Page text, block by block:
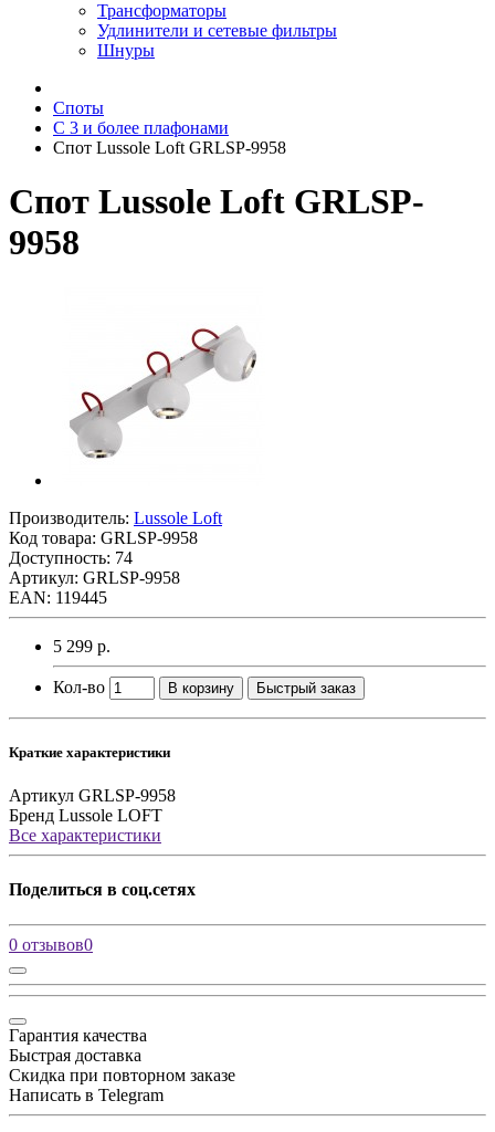
Трансформаторы
Удлинители и сетевые фильтры
Шнуры
Споты
С 3 и более плафонами
Спот Lussole Loft GRLSP-9958
Спот Lussole Loft GRLSP-
9958
Производитель: Lussole Loft
Код товара: GRLSP-9958
Доступность: 74
Артикул: GRLSP-9958
EAN: 119445
5 299 р.
Кол-во В корзину Быстрый заказ
Краткие характеристики
Артикул GRLSP-9958
Бренд Lussole LOFT
Все характеристики
Поделиться в соц.сетях
0 отзывов0
Гарантия качества
Быстрая доставка
Скидка при повторном заказе
Написать в Telegram